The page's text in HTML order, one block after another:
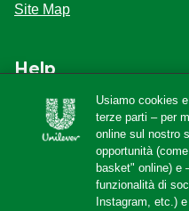
Site Map
Help
F.A.Q
Localizzatore di negozi
Amazon Store
Usiamo cookies
terze parti – per
online sul nostro
opportunità
basket" online) e
funzionalità di
Instagram, etc.)